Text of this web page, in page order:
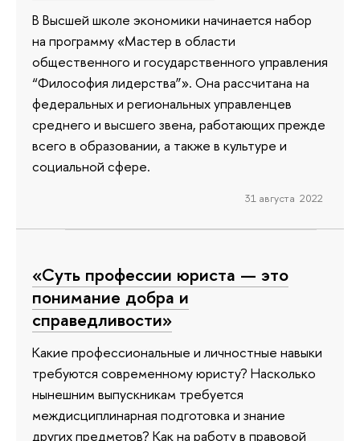
В Высшей школе экономики начинается набор
на программу «Мастер в области
общественного и государственного управления
“Философия лидерства”». Она рассчитана на
федеральных и региональных управленцев
среднего и высшего звена, работающих прежде
всего в образовании, а также в культуре и
социальной сфере.
31 августа 2022
«Суть профессии юриста — это
понимание добра и
справедливости»
Какие профессиональные и личностные навыки
требуются современному юристу? Насколько
нынешним выпускникам требуется
междисциплинарная подготовка и знание
других предметов? Как на работу в правовой